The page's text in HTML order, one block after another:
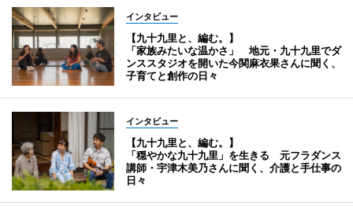
インタビュー
【九十九里と、編む。】
「家族みたいな温かさ」 地元・九十九里でダ
ンススタジオを開いた今関麻衣果さんに聞く、
子育てと創作の日々
インタビュー
【九十九里と、編む。】
「穏やかな九十九里」を生きる 元フラダンス
講師・宇津木美乃さんに聞く、介護と手仕事の
日々